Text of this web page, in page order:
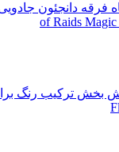
of Raids
بخش ترکیب رنگ